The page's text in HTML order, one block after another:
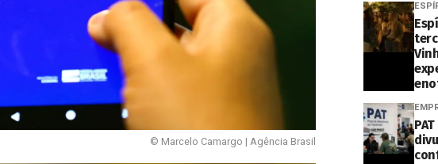
© Marcelo Camargo | Agência Brasil